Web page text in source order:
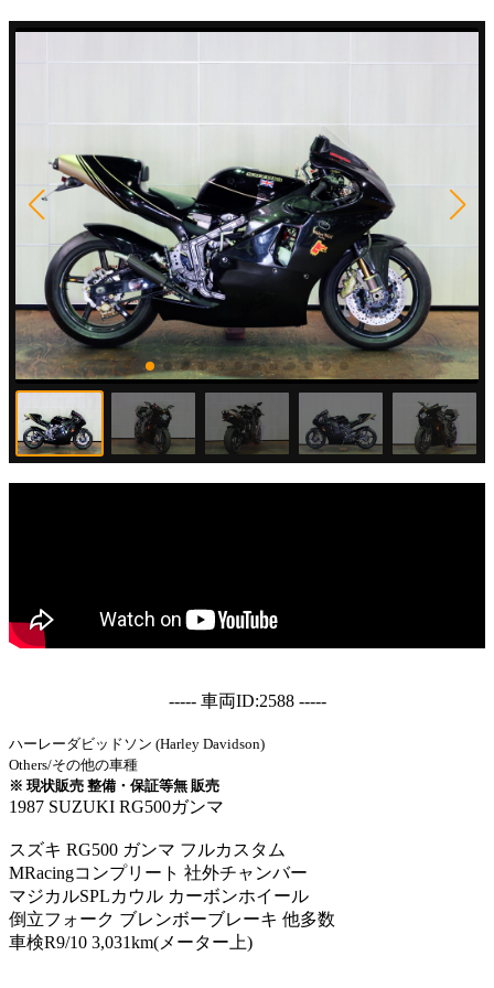
----- 車両ID:2588 -----
ハーレーダビッドソン (Harley Davidson)
Others/その他の車種
※ 現状販売 整備・保証等無 販売
1987 SUZUKI RG500ガンマ
スズキ RG500 ガンマ フルカスタム
MRacingコンプリート 社外チャンバー
マジカルSPLカウル カーボンホイール
倒立フォーク ブレンボーブレーキ 他多数
車検R9/10 3,031km(メーター上)